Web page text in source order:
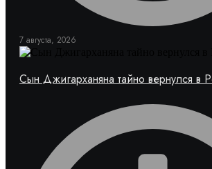
7 августа, 2026
Сын Джигарханяна тайно вернулся в